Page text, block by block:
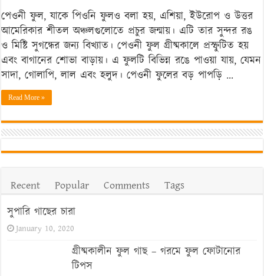
পেওনী ফুল, যাকে পিওনি ফুলও বলা হয়, এশিয়া, ইউরোপ ও উত্তর
আমেরিকার শীতল অঞ্চলগুলোতে প্রচুর জন্মায়। এটি তার সুন্দর রঙ
ও মিষ্টি সুগন্ধের জন্য বিখ্যাত। পেওনী ফুল গ্রীষ্মকালে প্রস্ফুটিত হয়
এবং বাগানের শোভা বাড়ায়। এ ফুলটি বিভিন্ন রঙে পাওয়া যায়, যেমন
সাদা, গোলাপি, লাল এবং হলুদ। পেওনী ফুলের বড় পাপড়ি …
Read More »
Recent Popular Comments
Tags
সুপারি গাছের চারা
January 10, 2020
গ্রীষ্মকালীন ফুল গাছ – গরমে ফুল ফোটানোর
টিপস